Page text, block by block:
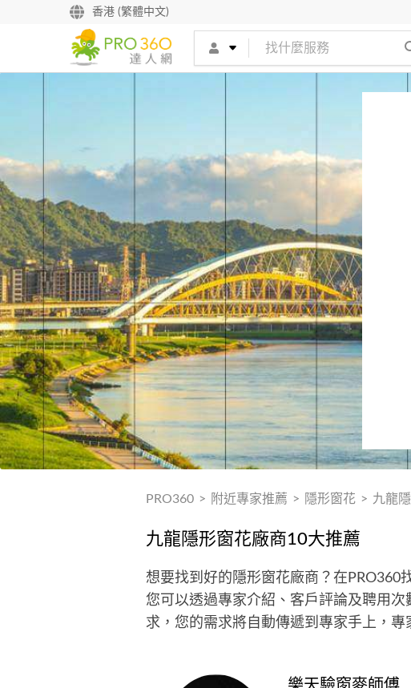
香港 (繁體中文)
PRO360 > 附近專家推薦 > 隱形窗花 > 九龍
九龍隱形窗花廠商10大推薦
想要找到好的隱形窗花廠商？在PRO360
您可以透過專家介紹、客戶評論及聘用
求，您的需求將自動傳遞到專家手上，